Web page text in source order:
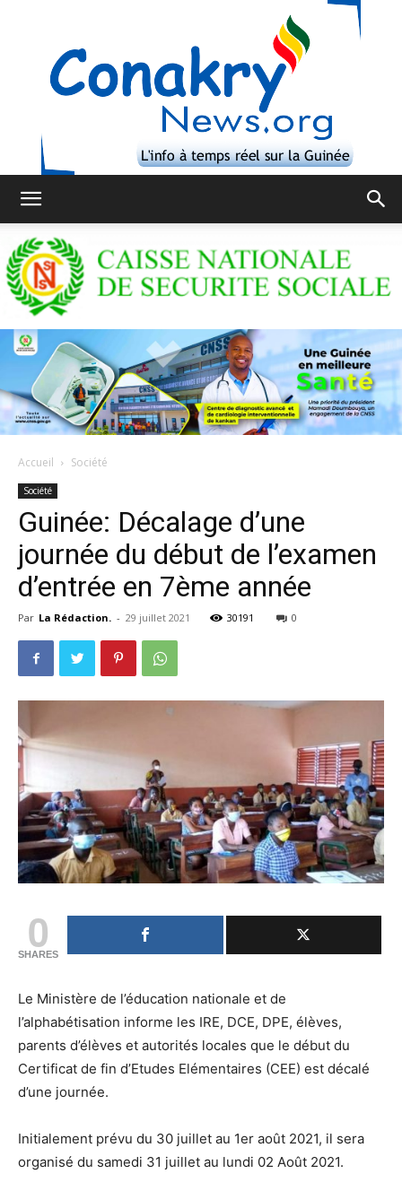
Accueil Société
Société
Guinée: Décalage d’une
journée du début de l’examen
d’entrée en 7ème année
Par La Rédaction. - 29 juillet 2021 30191 0
0
SHARES
Le Ministère de l’éducation nationale et de
l’alphabétisation informe les IRE, DCE, DPE, élèves,
parents d’élèves et autorités locales que le début du
Certificat de fin d’Etudes Elémentaires (CEE) est décalé
d’une journée.
Initialement prévu du 30 juillet au 1er août 2021, il sera
organisé du samedi 31 juillet au lundi 02 Août 2021.